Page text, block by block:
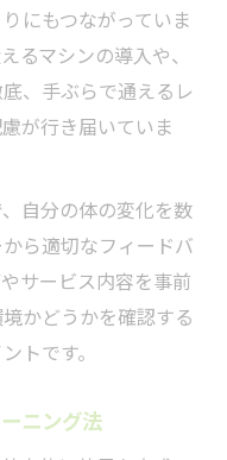
にもつながっていま
るマシンの導入や、
、手ぶらで通えるレ
が行き届いていま
自分の体の変化を数
ら適切なフィードバ
サービス内容を事前
かどうかを確認する
トです。
ニング法